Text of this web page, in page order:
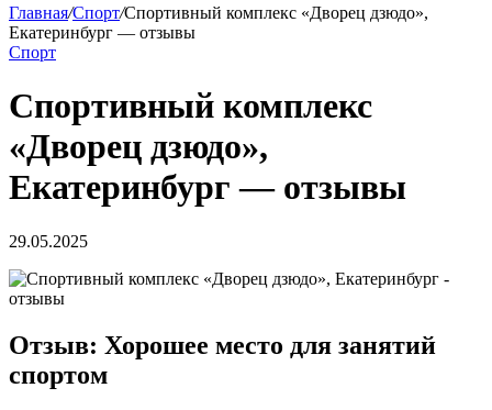
Главная/Спорт/Спортивный комплекс «Дворец дзюдо»,
Екатеринбург — отзывы
Спорт
Спортивный комплекс
«Дворец дзюдо»,
Екатеринбург — отзывы
29.05.2025
Отзыв: Хорошее место для занятий
спортом